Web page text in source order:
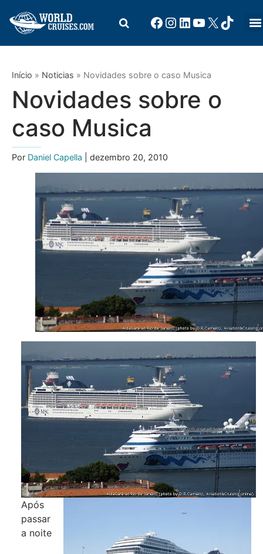
Início » Noticias » Novidades sobre o caso Musica
Novidades sobre o
caso Musica
Por Daniel Capella | dezembro 20, 2010
Após
passar
a noite